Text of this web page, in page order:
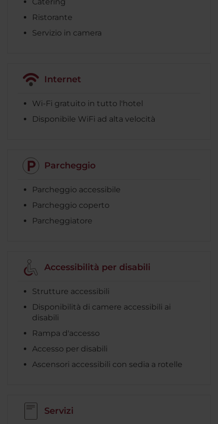
Ristorante
Servizio in camera
Internet
Wi-Fi gratuito in tutto l'hotel
Disponibile WiFi ad alta velocità
Parcheggio
Parcheggio accessibile
Parcheggio coperto
Parcheggiatore
Accessibilità per disabili
Strutture accessibili
Disponibilità di camere accessibili ai
disabili
Rampa d'accesso
Accesso per disabili
Ascensori accessibili con sedia a rotelle
Servizi